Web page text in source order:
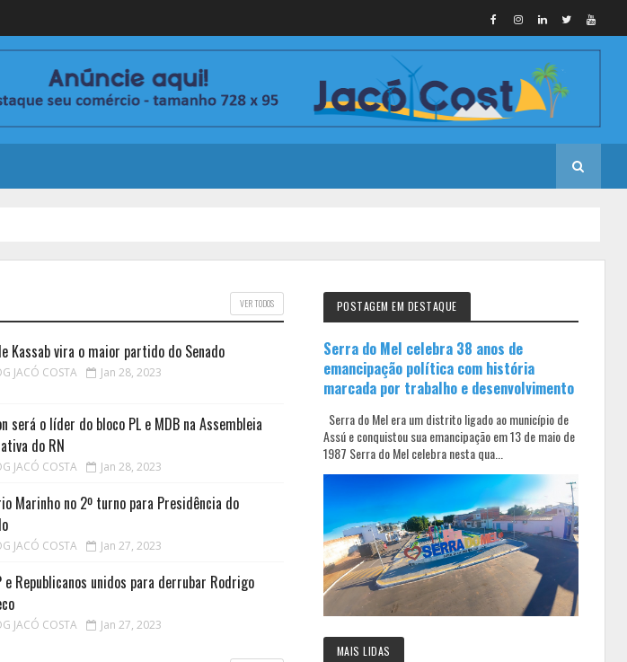
VER TODOS
Kassab vira o maior partido do Senado
JACÓ COSTA Jan 28, 2023
será o líder do bloco PL e MDB na Assembleia
do RN
JACÓ COSTA Jan 28, 2023
Marinho no 2º turno para Presidência do
JACÓ COSTA Jan 27, 2023
e Republicanos unidos para derrubar Rodrigo
JACÓ COSTA Jan 27, 2023
POSTAGEM EM DESTAQUE
Serra do Mel celebra 38 anos de
emancipação política com história
marcada por trabalho e desenvolvimento
Serra do Mel era um distrito ligado ao município de
Assú e conquistou sua emancipação em 13 de maio de
1987 Serra do Mel celebra nesta qua...
MAIS LIDAS